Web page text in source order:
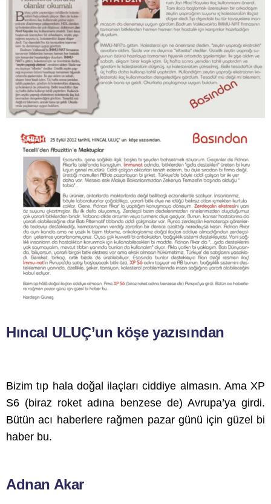
Hıncal ULUÇ’un köşe yazısından
Bizim tıp hala doğal ilaçları ciddiye almasın. Ama XP
S6 (biraz roket adına benzese de) Avrupa’ya girdi.
Bütün acı haberlere rağmen pazar günü için güzel bi
haber bu.
Adnan Akar